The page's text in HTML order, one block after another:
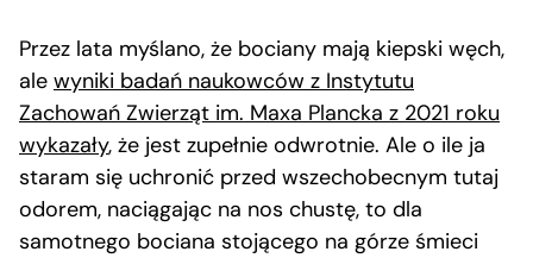
Przez lata myślano, że bociany mają kiepski węch,
ale wyniki badań naukowców z Instytutu
Zachowań Zwierząt im. Maxa Plancka z 2021 roku
wykazały, że jest zupełnie odwrotnie. Ale o ile ja
staram się uchronić przed wszechobecnym tutaj
odorem, naciągając na nos chustę, to dla
samotnego bociana stojącego na górze śmieci